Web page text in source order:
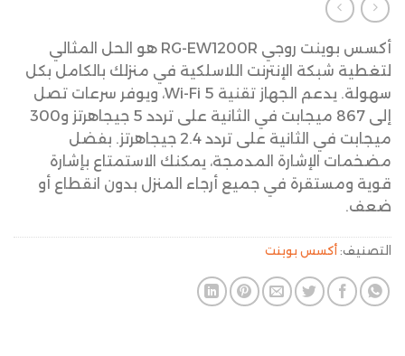
أكسس بوينت روجي RG-EW1200R هو الحل المثالي
لتغطية شبكة الإنترنت اللاسلكية في منزلك بالكامل بكل
سهولة. يدعم الجهاز تقنية Wi-Fi 5، ويوفر سرعات تصل
إلى 867 ميجابت في الثانية على تردد 5 جيجاهرتز و300
ميجابت في الثانية على تردد 2.4 جيجاهرتز. بفضل
مضخمات الإشارة المدمجة، يمكنك الاستمتاع بإشارة
قوية ومستقرة في جميع أرجاء المنزل بدون انقطاع أو
ضعف.
التصنيف: أكسس بوينت